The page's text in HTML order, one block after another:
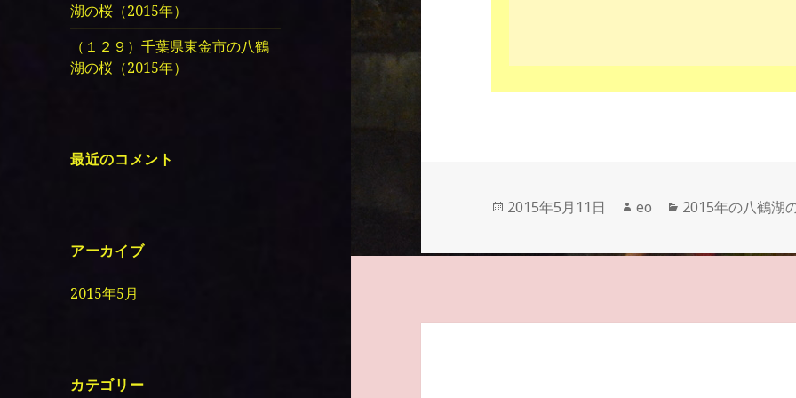
湖の桜（2015年）
（１２９）千葉県東金市の八鶴
湖の桜（2015年）
最近のコメント
アーカイブ
2015年5月
カテゴリー
投
日:
2015年5月11日
作
者
eo
カ
ゴ
2015年の八鶴湖